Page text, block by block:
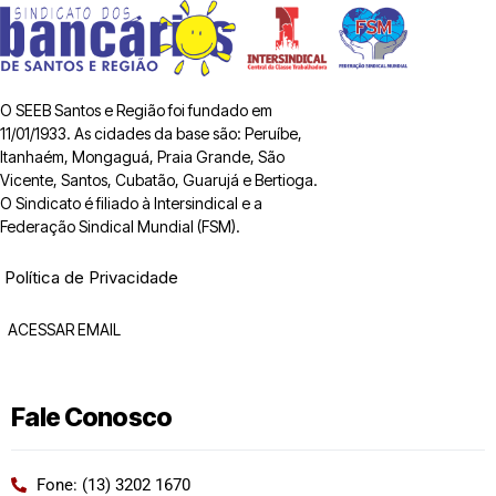
O SEEB Santos e Região foi fundado em
11/01/1933. As cidades da base são: Peruíbe,
Itanhaém, Mongaguá, Praia Grande, São
Vicente, Santos, Cubatão, Guarujá e Bertioga.
O Sindicato é filiado à Intersindical e a
Federação Sindical Mundial (FSM).
Política de Privacidade
ACESSAR EMAIL
Fale Conosco
Fone: (13) 3202 1670